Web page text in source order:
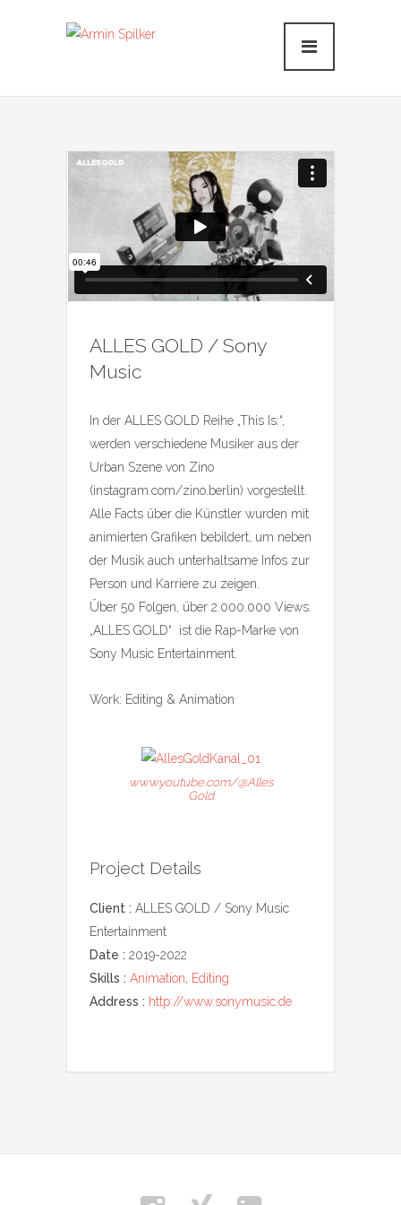
ALLES GOLD / Sony
Music
In der ALLES GOLD Reihe „This Is:“,
werden verschiedene Musiker aus der
Urban Szene von Zino
(instagram.com/zino.berlin) vorgestellt.
Alle Facts über die Künstler wurden mit
animierten Grafiken bebildert, um neben
der Musik auch unterhaltsame Infos zur
Person und Karriere zu zeigen.
Über 50 Folgen, über 2.000.000 Views.
„ALLES GOLD“ ist die Rap-Marke von
Sony Music Entertainment.
Work: Editing & Animation
www.youtube.com/@Alles
Gold
Project Details
Client : ALLES GOLD / Sony Music
Entertainment
Date : 2019-2022
Skills : Animation Editing
Address : http://www.sonymusic.de